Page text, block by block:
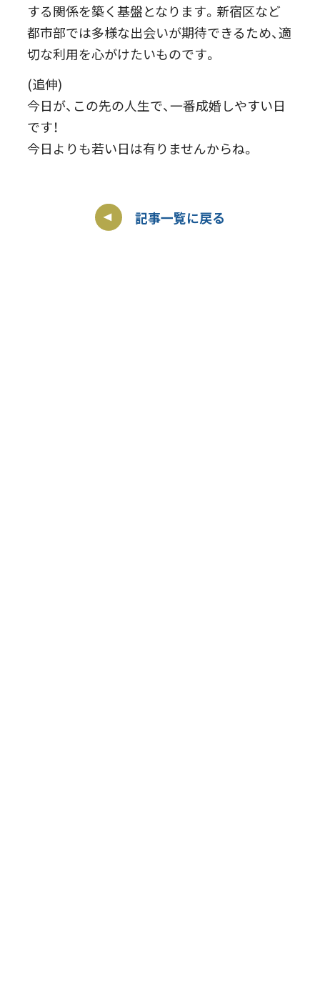
する関係を築く基盤となります。新宿区など
都市部では多様な出会いが期待できるため、適
切な利用を心がけたいものです。
(追伸)
今日が、この先の人生で、一番成婚しやすい日
です！
今日よりも若い日は有りませんからね。
記事一覧に戻る